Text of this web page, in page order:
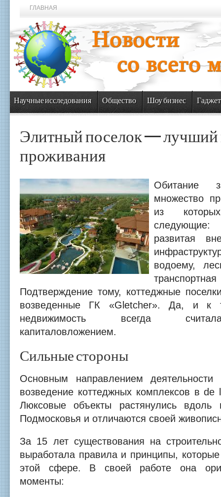
ГЛАВНАЯ
Научные исследования Общество Шоу бизнес
Элитный поселок — лучший
проживания
Обитание
множество
из
развитая
водоему,
Подтверждение тому, коттеджные
возведенные ГК «Gletcher». Да, и к
недвижимость всегда
капиталовложением.
Сильные стороны
Основным направлением деятельности
возведение коттеджных комплексов в de
Люксовые объекты растянулись вдоль
Подмосковья и отличаются своей
За 15 лет существования на
выработала правила и принципы,
этой сфере. В своей работе она
моменты: